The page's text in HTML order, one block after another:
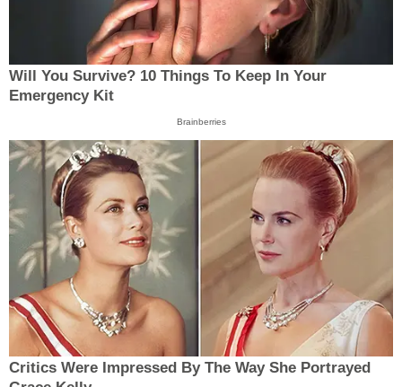
Will You Survive? 10 Things To Keep In Your
Emergency Kit
Brainberries
Critics Were Impressed By The Way She Portrayed